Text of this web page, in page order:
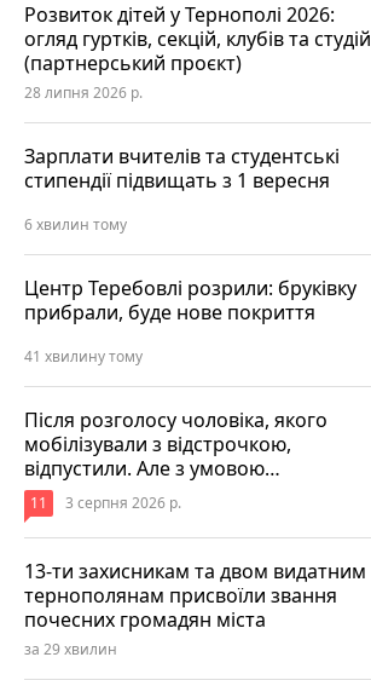
Розвиток дітей у Тернополі 2026:
огляд гуртків, секцій, клубів та студій
(партнерський проєкт)
28 липня 2026 р.
Зарплати вчителів та студентські
стипендії підвищать з 1 вересня
6 хвилин тому
Центр Теребовлі розрили: бруківку
прибрали, буде нове покриття
41 хвилину тому
Після розголосу чоловіка, якого
мобілізували з відстрочкою,
відпустили. Але з умовою…
11 3 серпня 2026 р.
13-ти захисникам та двом видатним
тернополянам присвоїли звання
почесних громадян міста
за 29 хвилин